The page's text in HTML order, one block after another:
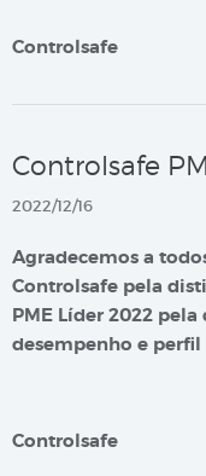
Controlsafe
Controlsafe
2022/12/16
Agradecemos a
Controlsafe pela
PME Líder 2022
desempenho e perfil
Controlsafe